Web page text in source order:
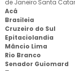
de Janeiro Santa
Acá
Brasileia
Cruzeiro do Sul
Epitaciolandia
Mâncio Lima
Rio Branco
Senador Guiomard